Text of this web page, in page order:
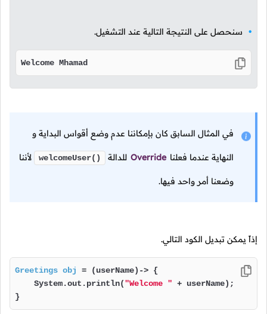
سنحصل على النتيجة التالية عند التشغيل.
Welcome Mhamad
في المثال السابق كان بإمكاننا عدم وضع أقواس البداية و
النهاية عندما فعلنا Override للدالة welcomeUser() لأننا
وضعنا أمر واحد فيها.
إذاً يمكن تبديل الكود التالي.
Greetings obj = (userName)-> {
    System.out.println(
"Welcome " + userName);
}